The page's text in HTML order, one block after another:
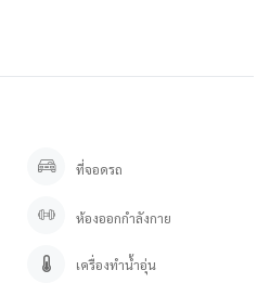
ที่จอดรถ
ห้องออกกำลังกาย
เครื่องทำน้ำอุ่น